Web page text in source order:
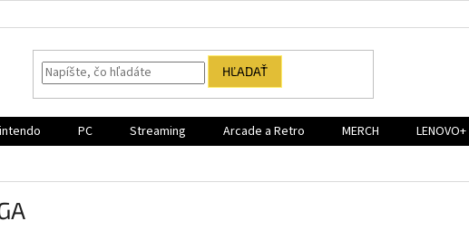
HĽADAŤ
PC Streaming Arcade a Retro MERCH LENOVO+